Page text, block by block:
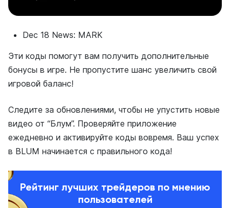
Dec 18 News: MARK
Эти коды помогут вам получить дополнительные
бонусы в игре. Не пропустите шанс увеличить свой
игровой баланс!
Следите за обновлениями, чтобы не упустить новые
видео от “Блум”. Проверяйте приложение
ежедневно и активируйте коды вовремя. Ваш успех
в BLUM начинается с правильного кода!
Рейтинг лучших трейдеров по мнению
пользователей